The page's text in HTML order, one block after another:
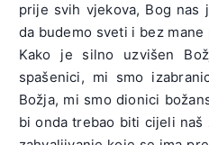
prije svih vjekova, Bog nas
da budemo sveti i bez
Kako je silno uzvišen
spašenici, mi smo
Božja, mi smo dionici
bi onda trebao biti cijeli naš